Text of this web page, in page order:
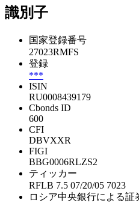
識別子
国家登録番号
27023RMFS
登録
***
ISIN
RU0008439179
Cbonds ID
600
CFI
DBVXXR
FIGI
BBG0006RLZS2
ティッカー
RFLB 7.5 07/20/05 7023
ロシア中央銀行による証